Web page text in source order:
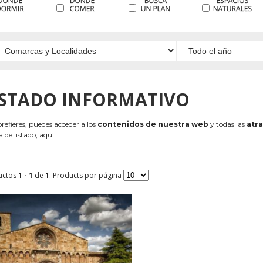
INFORMATIVO
puedes acceder a los contenidos de nuestra web y todas las
de listado, aquí:
1 - 1 de 1. Products por página